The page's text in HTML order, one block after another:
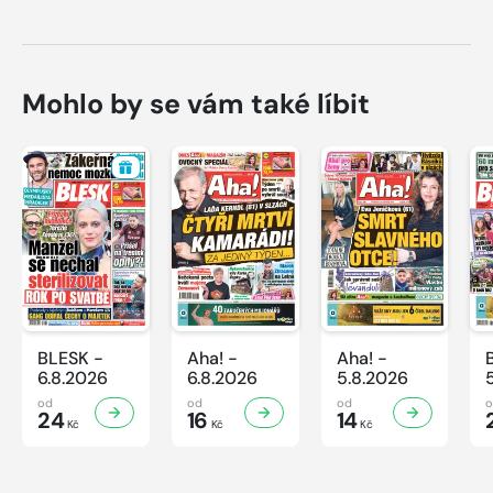
Mohlo by se vám také líbit
BLESK -
6.8.2026
od
24Kč
Aha! -
6.8.2026
od
16 Kč
Aha! -
5.8.2026
od
14Kč